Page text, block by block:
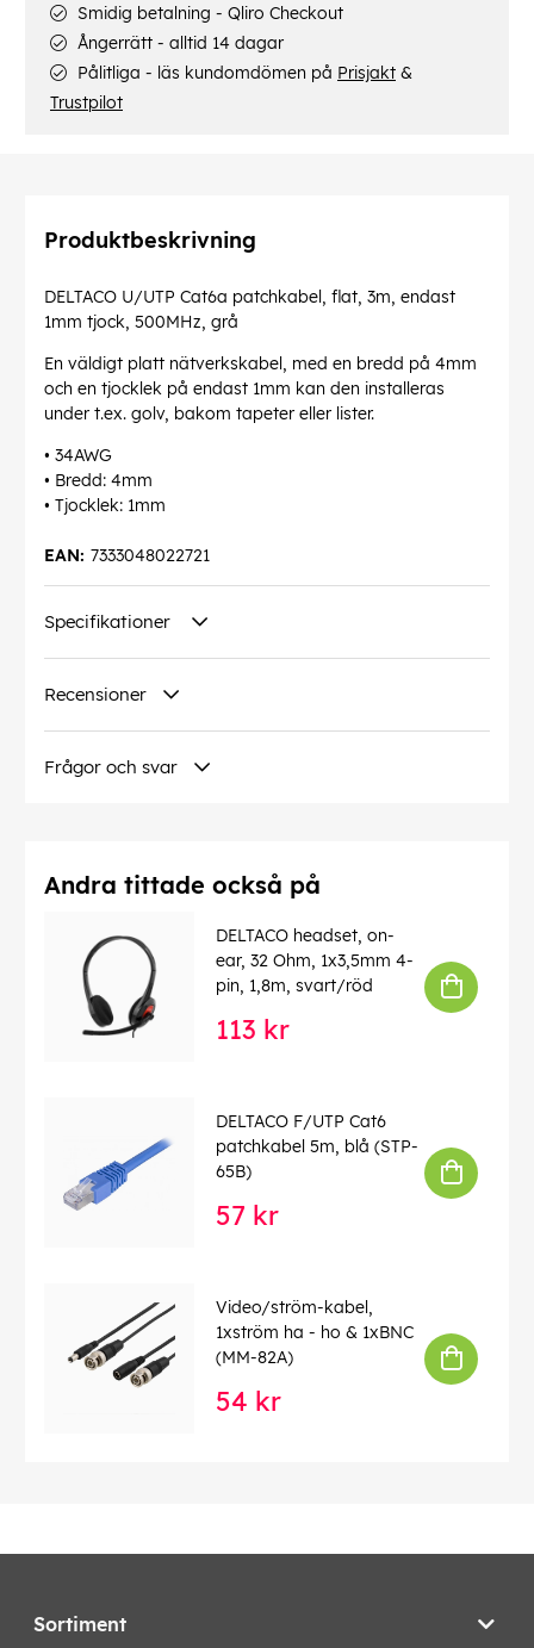
Smidig betalning - Qliro Checkout
Ångerrätt - alltid 14 dagar
Pålitliga - läs kundomdömen på Prisjakt &
Trustpilot
Produktbeskrivning
DELTACO U/UTP Cat6a patchkabel, flat, 3m, endast
1mm tjock, 500MHz, grå
En väldigt platt nätverkskabel, med en bredd på 4mm
och en tjocklek på endast 1mm kan den installeras
under t.ex. golv, bakom tapeter eller lister.
• 34AWG
• Bredd: 4mm
• Tjocklek: 1mm
7333048022721
EAN:
Specifikationer
Recensioner
Frågor och svar
Andra tittade också på
DELTACO headset, on-
ear, 32 Ohm, 1x3,5mm 4-
pin, 1,8m, svart/röd
113 kr
DELTACO F/UTP Cat6
patchkabel 5m, blå (STP-
65B)
57 kr
Video/ström-kabel,
1xström ha - ho & 1xBNC
(MM-82A)
54 kr
Sortiment